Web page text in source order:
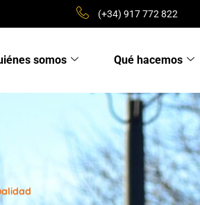
(+34) 917 772 822
somos Qué hacemos